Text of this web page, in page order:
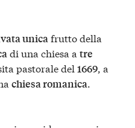
unicafrutto della
di una chiesa a tre
pastorale del 1669, a
chiesa romanica.